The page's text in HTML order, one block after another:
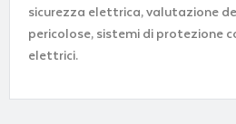
sicurezza elettrica, valutazione
pericolose, sistemi di protezione
elettrici.